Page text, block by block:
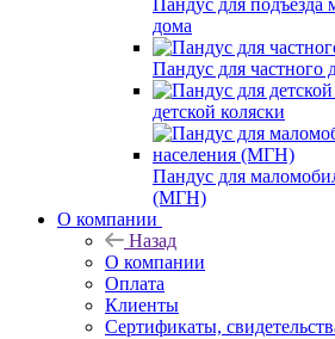
Пандус для
дома
Пандус для частного
детской коляски
Пандус для
(МГН)
О компании
Назад
О компании
Оплата
Клиенты
Сертификаты,